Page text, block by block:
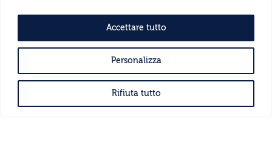
Personalizza
Rifiuta tutto
Accettare tutto
– Tutti i diritti riservati